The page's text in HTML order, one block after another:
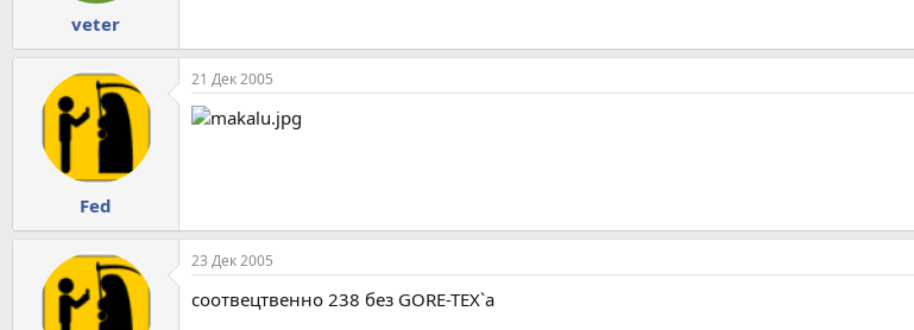
veter
Fed
21 Дек 2005
23 Дек 2005
соотвецтвенно 238 без GORE-TEX`a